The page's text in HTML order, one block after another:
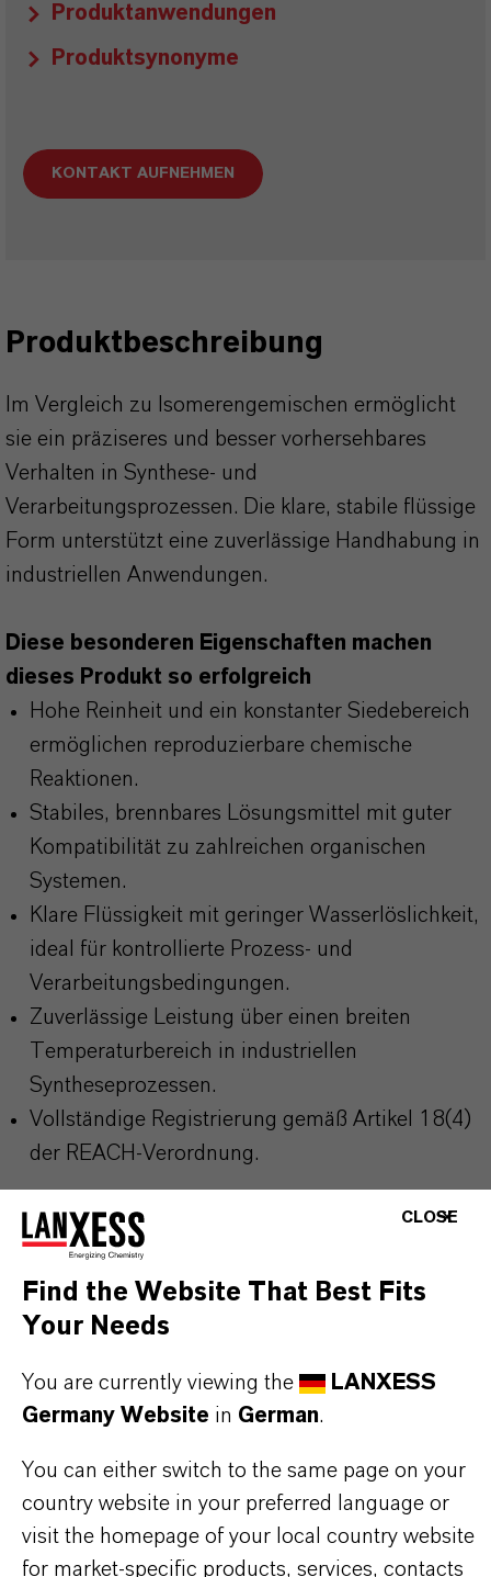
Produktanwendungen
Produktsynonyme
KONTAKT AUFNEHMEN
Produktbeschreibung
Im Vergleich zu Isomerengemischen ermöglicht
sie ein präziseres und besser vorhersehbares
Verhalten in Synthese- und
Verarbeitungsprozessen. Die klare, stabile flüssige
Form unterstützt eine zuverlässige Handhabung in
industriellen Anwendungen.
Diese besonderen Eigenschaften machen
dieses Produkt so erfolgreich
Hohe Reinheit und ein konstanter Siedebereich
ermöglichen reproduzierbare chemische
Reaktionen.
Stabiles, brennbares Lösungsmittel mit guter
Kompatibilität zu zahlreichen organischen
Systemen.
Klare Flüssigkeit mit geringer Wasserlöslichkeit,
ideal für kontrollierte Prozess- und
Verarbeitungsbedingungen.
Zuverlässige Leistung über einen breiten
Temperaturbereich in industriellen
Syntheseprozessen.
Vollständige Registrierung gemäß Artikel 18(4)
der REACH-Verordnung.
Die häufigsten Anwendungsbereiche
p-Chlortoluol wird insbesondere als
Zwischenprodukt bei der Herstellung folgender
Agrochemikalien
Wirkstoffe für Tierarzneimittel,
veterinärmedizinische Anwendungen
Pharmazeutische Wirk- und Hilfsstoffe
Farbstoffe, Pigmente und zugehörige Hilfsstoffe
CLOSE
Find the Website That Best Fits
Your Needs
You are currently viewing the
LANXESS
Germany Website in German.
You can either switch to the same page on your
country website in your preferred language or
visit the homepage of your local country website
for market-specific products, services, contacts